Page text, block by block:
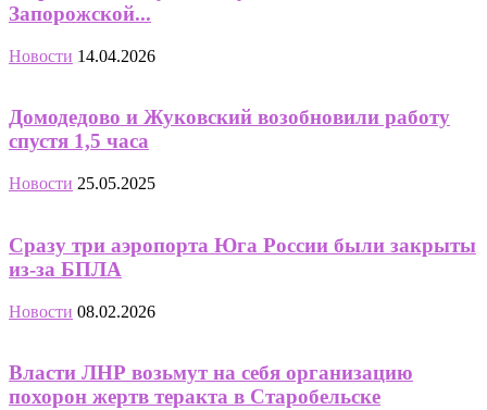
Запорожской...
Новости 14.04.2026
Домодедово и Жуковский возобновили работу
спустя 1,5 часа
Новости 25.05.2025
Сразу три аэропорта Юга России были закрыты
из-за БПЛА
Новости 08.02.2026
Власти ЛНР возьмут на себя организацию
похорон жертв теракта в Старобельске